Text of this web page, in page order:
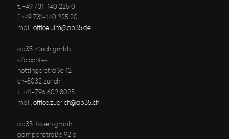
t. +49 731-140 225 0
f. +49 731-140 225 20
mail. office.ulm@ap35.de
ap35 zürich gmbh
c/o cont-s
hottingerstraße 12
ch-8032 zürich
t. +41-796 602 8025
mail. office.zuerich@ap35.ch
ap35 italien gmbh
gampenstraße 92 a